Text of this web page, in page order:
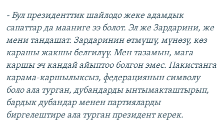
- Бул президенттик шайлодо жеке адамдык
сапаттар да мааниге ээ болот. Эл же Зардарини, же
мени тандашат. Зардаринин өтмүшү, мүнөзү, көз
карашы жакшы белгилүү. Мен тазамын, мага
каршы эч кандай айыптоо болгон эмес. Пакистанга
карама-каршылыксыз, федерациянын символу
боло ала турган, дубандарды ынтымакташтырып,
бардык дубандар менен партияларды
биргелештире ала турган президент керек.